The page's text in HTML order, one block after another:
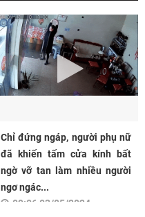
Chỉ đứng ngáp, người phụ nữ
đã khiến tấm cửa kính bất
ngờ vỡ tan làm nhiều người
ngơ ngác...
09:06 03/05/2024